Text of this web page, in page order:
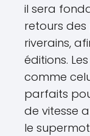
il sera
retours
riverains,
éditions.
comme
parfaits
de vitesse
le